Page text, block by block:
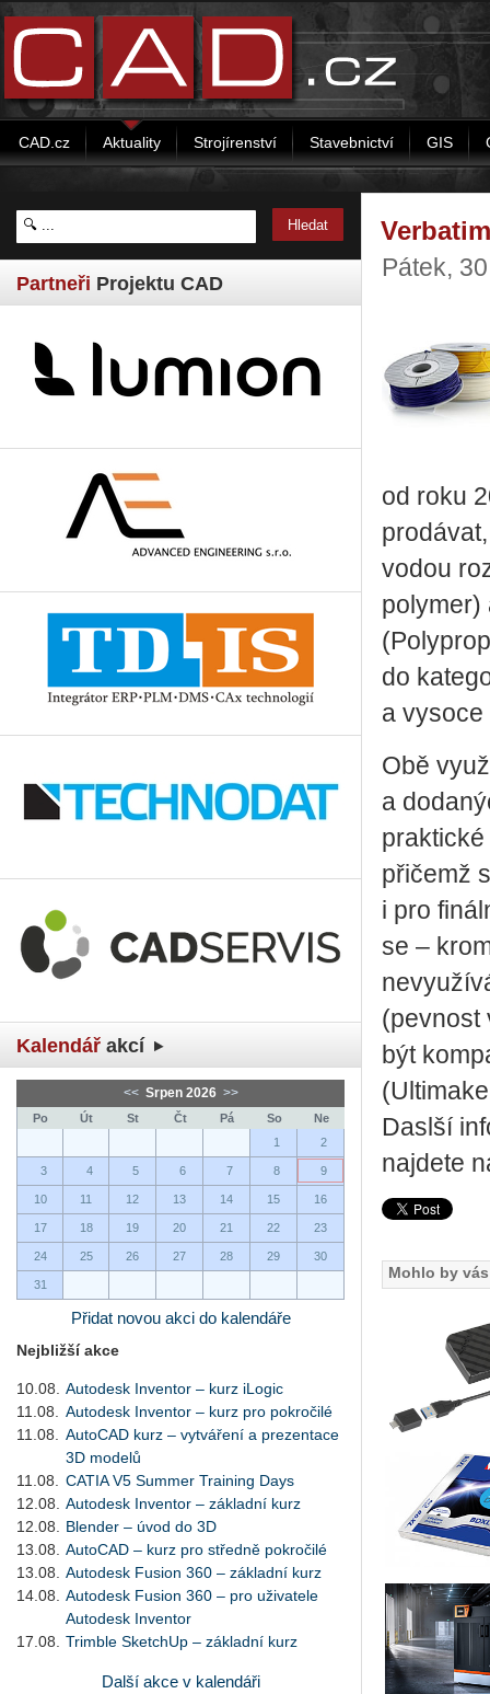
CAD.cz Aktuality Strojírenství Stavebnictví GIS
Partneři Projektu CAD
Kalendář akcí
<< Srpen 2026 >>
Po Út St Čt Pá So
Ne
1
2
3 4 5 6 7 8 9
10 11 12 13 14 15 16
17 18 19 20 21 22 23
24 25 26 27 28 29 30
31
Přidat novou akci do kalendáře
Nejbližší akce
10.08.
Autodesk Inventor – kurz iLogic
11.08.
Autodesk Inventor – kurz pro pokročilé
11.08.
AutoCAD kurz – vytváření a prezentace
3D modelů
11.08.
CATIA V5 Summer Training Days
12.08.
Autodesk Inventor – základní kurz
12.08.
Blender – úvod do 3D
13.08.
AutoCAD – kurz pro středně pokročilé
13.08.
Autodesk Fusion 360 – základní kurz
14.08.
Autodesk Fusion 360 – pro uživatele
Autodesk Inventor
17.08.
Trimble SketchUp – základní kurz
Další akce v kalendáři
Pátek,
od roku
vodou
polymer)
do
a vysoce
Obě
a
přičemž
i pro
se –
(pevnost
být
Daslší
najdete
Mohlo by